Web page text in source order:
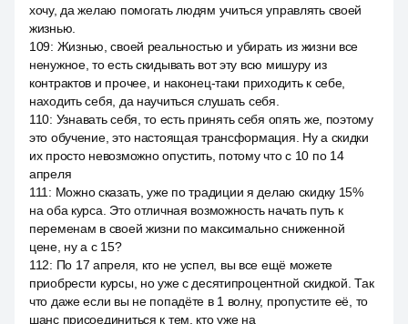
хочу, да желаю помогать людям учиться управлять своей
жизнью.
109: Жизнью, своей реальностью и убирать из жизни все
ненужное, то есть скидывать вот эту всю мишуру из
контрактов и прочее, и наконец-таки приходить к себе,
находить себя, да научиться слушать себя.
110: Узнавать себя, то есть принять себя опять же, поэтому
это обучение, это настоящая трансформация. Ну а скидки
их просто невозможно опустить, потому что с 10 по 14
апреля
111 : Можно сказать, уже по традиции я делаю скидку 15%
на оба курса. Это отличная возможность начать путь к
переменам в своей жизни по максимально сниженной
цене, ну а с 15?
112: По 17 апреля, кто не успел, вы все ещё можете
приобрести курсы, но уже с десятипроцентной скидкой. Так
что даже если вы не попадёте в 1 волну, пропустите её, то
шанс присоединиться к тем, кто уже на